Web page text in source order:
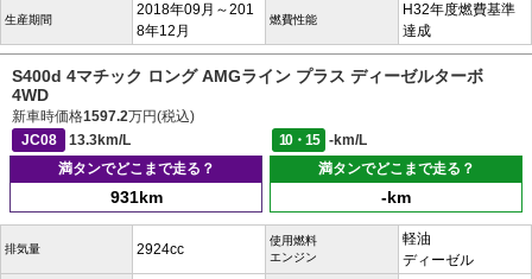
生産期間
2018年09月～201
8年12月
燃費性能
H32年度燃費基準
達成
S400d 4マチック ロング AMGライン プラス ディーゼルターボ
4WD
新車時価格1597.2万円(税込)
JC08
13.3km/L 10・15
-km/L
満タンでどこまで走る？
931km
満タンでどこまで走る？
-km
排気量 2924cc
使用燃料
エンジン
軽油
ディーゼル